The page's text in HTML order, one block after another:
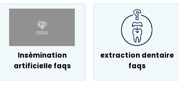
Insémination
artificielle faqs
extraction dentaire
faqs